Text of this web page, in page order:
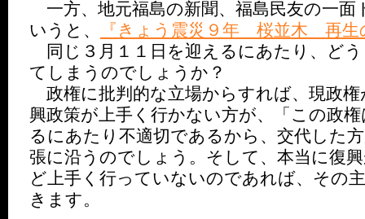
一方、地元福島の新聞、福島民友の一面
いうと、
『きょう震災９年 桜並木 再生
同じ３月１１日を迎えるにあたり、ど
てしまうのでしょうか？
政権に批判的な立場からすれば、現政権
興政策が上手く行かない方が、「この政
るにあたり不適切であるから、交代した
張に沿うのでしょう。そして、本当に復
ど上手く行っていないのであれば、その
きます。